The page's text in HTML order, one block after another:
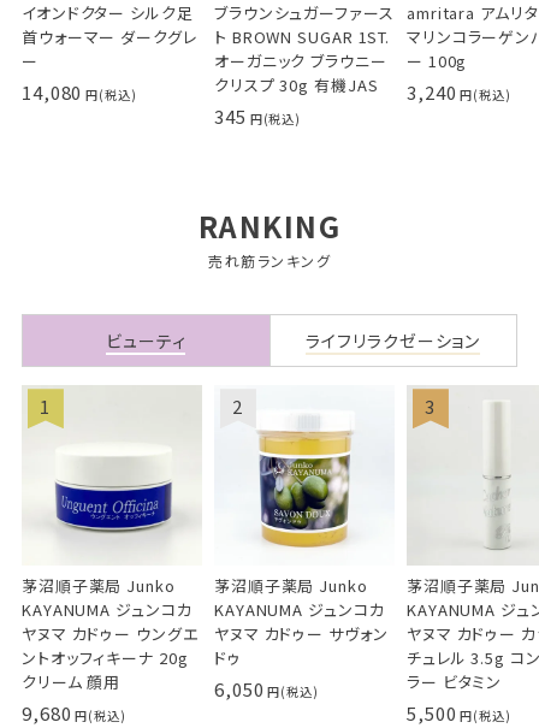
イオンドクター シルク足
首ウォーマー ダークグレ
ー
14,080
ブラウンシュガーファース
ト BROWN SUGAR 1ST.
オーガニック ブラウニー
クリスプ 30g 有機JAS
345
amritara アムリ
マリンコラーゲン
ー 100g
3,240
RANKING
売れ筋ランキング
ビューティ ライフリラクゼーション
茅沼順子薬局 Junko
KAYANUMA ジュンコカ
ヤヌマ カドゥー ウングエ
ントオッフィキーナ 20g
クリーム 顔用
9,680
茅沼順子薬局 Junko
KAYANUMA ジュンコカ
ヤヌマ カドゥー サヴォン
ドゥ
6,050
茅沼順子薬局
KAYANUMA ジュ
ヤヌマ カドゥー
チュレル 3.5g コ
ラー ビタミン
5,500